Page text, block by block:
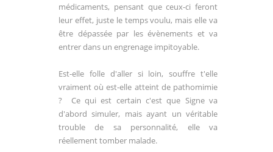
médicaments, pensant que ceux-ci feront
leur effet, juste le temps voulu, mais elle va
être dépassée par les évènements et va
entrer dans un engrenage impitoyable.
Est-elle folle d'aller si loin, souffre t'elle
vraiment où est-elle atteint de pathomimie
? Ce qui est certain c'est que Signe va
d'abord simuler, mais ayant un véritable
trouble de sa personnalité, elle va
réellement tomber malade.